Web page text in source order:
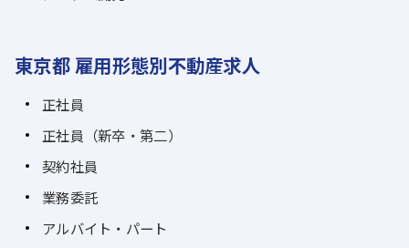
東京都 雇用形態別不動産求人
正社員
正社員（新卒・第二）
契約社員
業務委託
アルバイト・パート